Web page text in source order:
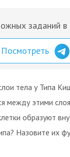
заданий в
Посмотреть
тела у Типа
между этими
образуют
Назовите их